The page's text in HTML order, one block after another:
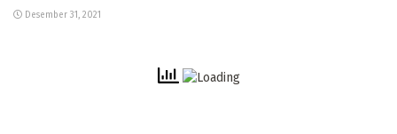
Desember 31, 2021